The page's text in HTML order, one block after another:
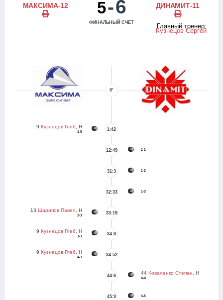
МАКСИМА-12 5-6
ФИНАЛЬНЫЙ СЧЕТ
ДИНАМИТ-11
Главный тренер:
Кузнецов Сергей
0’
9 Кузнецов Глеб , Н
1-0 1:42
1-1
12:49
1-2
31:3
1-3
32:33
13 Шарипов Павел , Н
2-3 33:19
9 Кузнецов Глеб , Н
3-3 34:8
9 Кузнецов Глеб , Н
4-3 34:52
44 Коваленко Степан , Н
4-4
44:6
4-5
45:9